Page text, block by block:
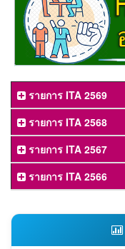
รายการ ITA 2569
รายการ ITA 2568
รายการ ITA 2567
รายการ ITA 2566